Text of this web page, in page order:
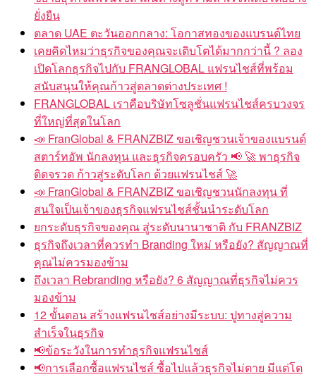
ยั่งยืน
ตลาด UAE ตะวันออกกลาง: โอกาสทองของแบรนด์ไทย
เคยคิดไหมว่าธุรกิจของคุณจะเติบโตได้มากกว่านี้ ? ลอง
เปิดโลกธุรกิจไปกับ FRANGLOBAL แฟรนไชส์ที่พร้อม
สนับสนุนให้คุณก้าวสู่ตลาดต่างประเทศ !
FRANGLOBAL เราคือบริษัทโซลูชั่นแฟรนไชส์ครบวงจร
ที่ใหญ่ที่สุดในโลก
FranGlobal & FRANZBIZ ขอเชิญชวนเจ้าของแบรนด์
สตาร์ทอัพ นักลงทุน และธุรกิจครอบครัว
พาธุรกิจ
ติดจรวด ก้าวสู่ระดับโลก ด้วยแฟรนไชส์
FranGlobal & FRANZBIZ ขอเชิญชวนนักลงทุน ที่
สนใจเป็นเจ้าของธุรกิจแฟรนไชส์ชั้นนำระดับโลก
ยกระดับธุรกิจของคุณ สู่ระดับนานาชาติ กับ FRANZBIZ
ธุรกิจถึงเวลาที่ควรทำ Branding ใหม่ หรือยัง? สัญญาณที่
คุณไม่ควรมองข้าม
ถึงเวลา Rebranding หรือยัง? 6 สัญญาณที่ธุรกิจไม่ควร
มองข้าม
12 ขั้นตอน สร้างแฟรนไชส์อย่างมีระบบ: ปูทางสู่ความ
สำเร็จในธุรกิจ
ข้อระวังในการทำธุรกิจแฟรนไชส์
การเลือกซื้อแฟรนไชส์ ซื้อไปแล้วธุรกิจไม่ตาย มีแต่โต